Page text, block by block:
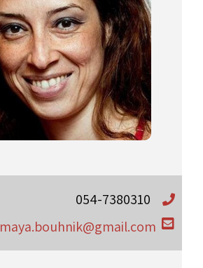
054-7380310
maya.bouhnik@gmail.com